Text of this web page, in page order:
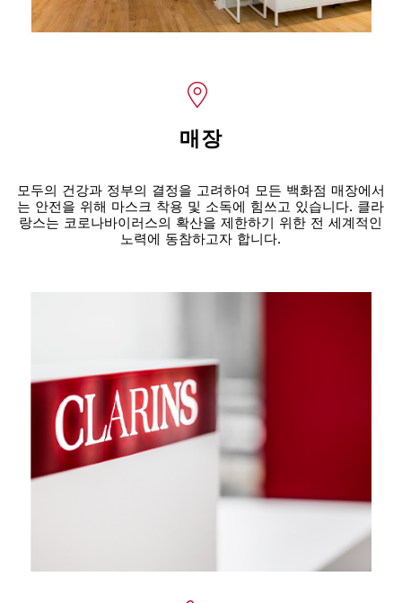
매장
모두의 건강과 정부의 결정을 고려하여 모든 백화점 매장에서
는 안전을 위해 마스크 착용 및 소독에 힘쓰고 있습니다. 클라
랑스는 코로나바이러스의 확산을 제한하기 위한 전 세계적인
노력에 동참하고자 합니다.